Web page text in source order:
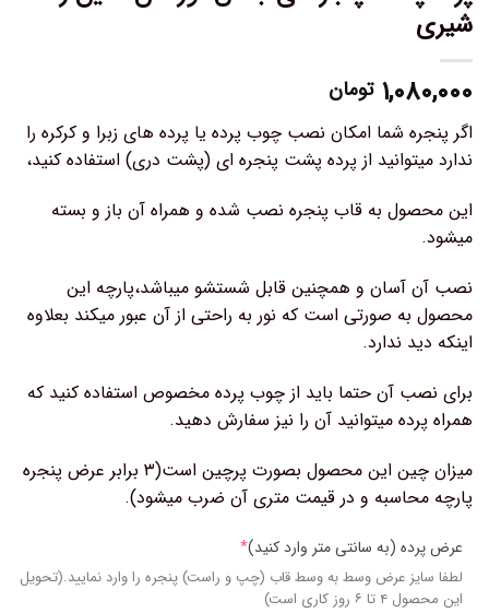
شیری
۱,۰۸۰,۰۰۰ تومان
اگر پنجره شما امکان نصب چوب پرده یا پرده های زبرا و کرکره را
ندارد میتوانید از پرده پشت پنجره ای (پشت دری) استفاده کنید،
این محصول به قاب پنجره نصب شده و همراه آن باز و بسته
میشود.
نصب آن آسان و همچنین قابل شستشو میباشد،پارچه این
محصول به صورتی است که نور به راحتی از آن عبور میکند بعلاوه
اینکه دید ندارد.
برای نصب آن حتما باید از چوب پرده مخصوص استفاده کنید که
همراه پرده میتوانید آن را نیز سفارش دهید.
میزان چین این محصول بصورت پرچین است(۳ برابر عرض پنجره
پارچه محاسبه و در قیمت متری آن ضرب میشود).
عرض پرده (به سانتی متر وارد کنید)*
لطفا سایز عرض وسط به وسط قاب (چپ و راست) پنجره را وارد نمایید.(تحویل
این محصول ۴ تا ۶ روز کاری است)